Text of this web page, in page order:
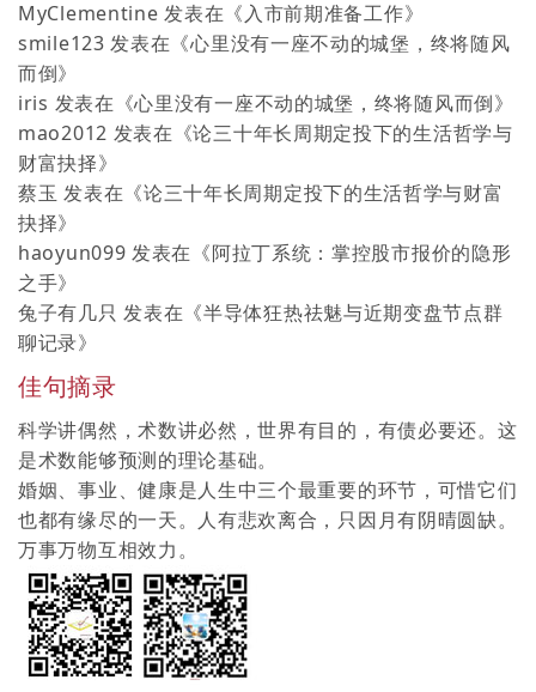
MyClementine 发表在《入市前期准备工作》
smile123 发表在《心里没有一座不动的城堡，终将随风
而倒》
iris 发表在《心里没有一座不动的城堡，终将随风而倒》
mao2012 发表在《论三十年长周期定投下的生活哲学与
财富抉择》
蔡玉 发表在《论三十年长周期定投下的生活哲学与财富
抉择》
haoyun099 发表在《阿拉丁系统：掌控股市报价的隐形
之手》
兔子有几只 发表在《半导体狂热祛魅与近期变盘节点群
聊记录》
佳句摘录
科学讲偶然，术数讲必然，世界有目的，有债必要还。这
是术数能够预测的理论基础。
婚姻、事业、健康是人生中三个最重要的环节，可惜它们
也都有缘尽的一天。人有悲欢离合，只因月有阴晴圆缺。
万事万物互相效力。